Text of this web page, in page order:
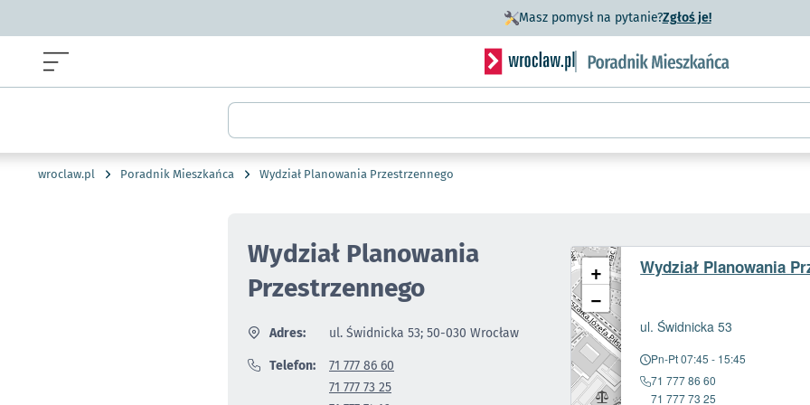
Masz pomysł na pytanie?Zgłoś je!- otworzy się w
Serwis informacyjny wroclaw.pl podserwis:
Wyszukiwarka
wroclaw.pl Poradnik Mieszkańca Wydział Planowania Przestrzennego
Wydział Planowania
Przestrzennego
Adres: ul. Świdnicka 53; 50-030 Wrocław
Telefon:
71 777 86 60
71 777 73 25
Wydział Planowania
ul. Świdnicka 53
Pn-Pt 07:45 - 15:45
71 777 86 60
71 777 73 25
+
−